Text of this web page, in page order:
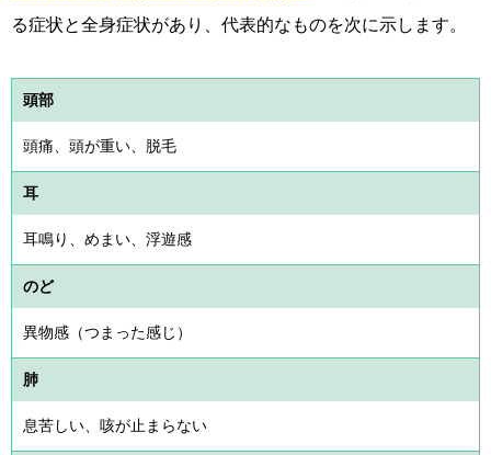
る症状と全身症状があり、代表的なものを次に示します。
頭部
頭痛、頭が重い、脱毛
耳
耳鳴り、めまい、浮遊感
のど
異物感（つまった感じ）
肺
息苦しい、咳が止まらない